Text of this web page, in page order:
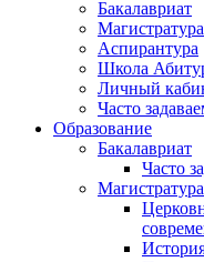
Бакалавриат
Магистратура
Аспирантура
Школа
Личный
Часто
Образование
Бакалавриат
Часто
Магистратура